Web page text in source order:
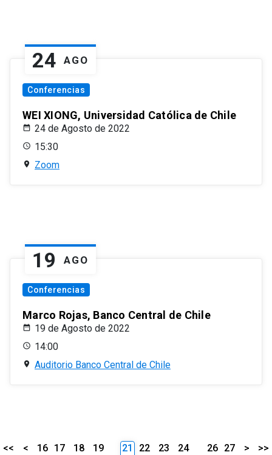
24 AGO
Conferencias
WEI XIONG, Universidad Católica de Chile
24 de Agosto de 2022
15:30
Zoom
19 AGO
Conferencias
Marco Rojas, Banco Central de Chile
19 de Agosto de 2022
14:00
Auditorio Banco Central de Chile
<< < 16 17 18
19
21 22 23
24
26 27 > >>